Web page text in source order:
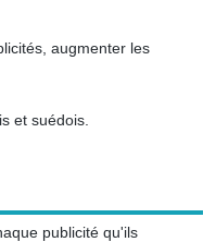
augmenter les
et suédois.
publicité qu'ils